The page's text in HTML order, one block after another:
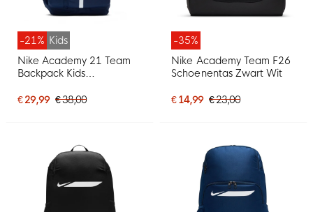
-21% Kids
Nike Academy 21 Team
Backpack Kids
€ 29,99 € 38,00
-35%
Nike Academy Team F26
Schoenentas Zwart Wit
€ 14,99 € 23,00